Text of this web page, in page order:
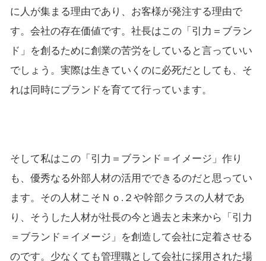
に人が集まる理由であり、お客様が発注する理由で
す。会社の存在価値です。社長はこの「引力＝ブラン
ド」を創るために創業の苦労をしていると言っていい
でしょう。実際は生きていくのに必死だとしても、そ
れは同時にブランドを育てて行っています。
そして私はこの「引力＝ブランド＝イメージ」作り
も、優秀なる外部人材の活用でできるのだと思ってい
ます。その人材こそＮｏ.２や幹部クラスの人材であ
り、そうした人材が社長の今と過去と未来から「引力
＝ブランド＝イメージ」を創造して会社に定着させる
のです。少なくても管理職として会社に採用された場